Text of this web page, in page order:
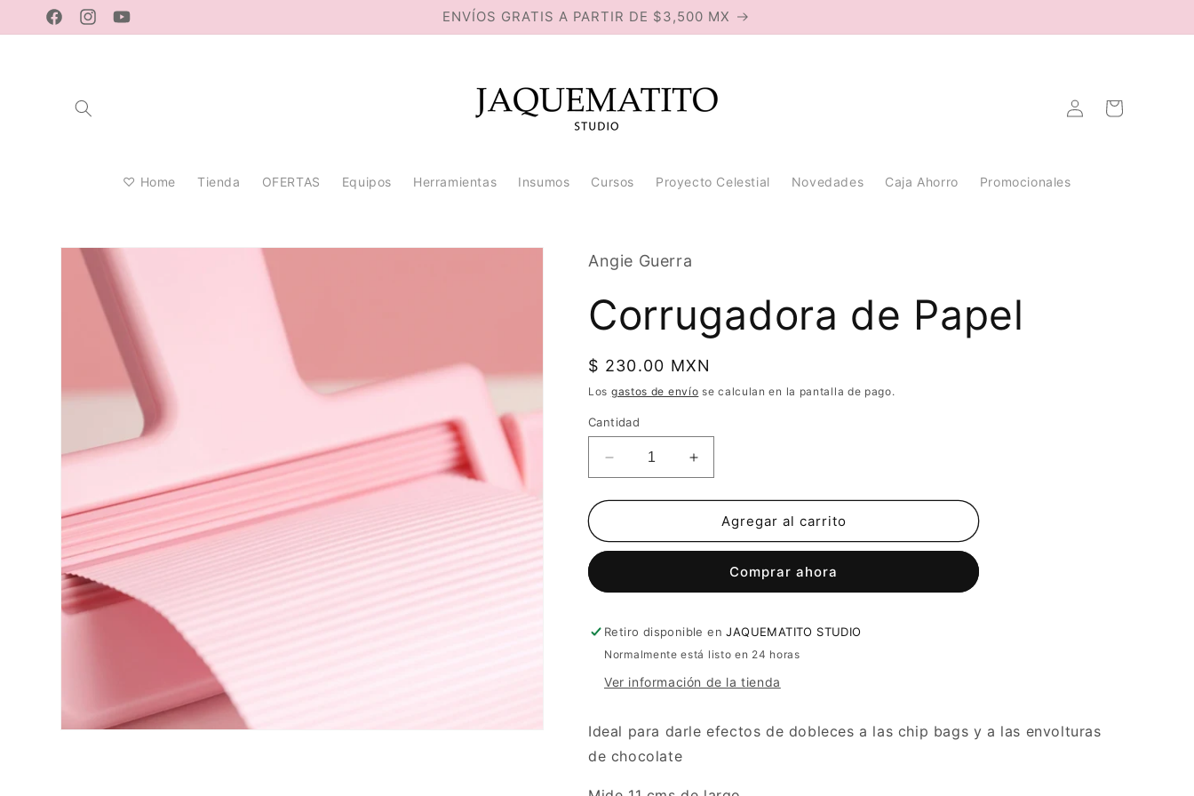
directamente
al contenido
FacebookInstagramYouTube
ENVÍOS GRATIS A PARTIR DE $3,500 MX
♡ Home Tienda OFERTAS Equipos Herramientas Insumos Cursos Proyecto Celestial Novedades Caja Ahorro Promocionales
Iniciar
sesión
Carrito
directamente
a la
información
del producto
Angie Guerra
Corrugadora de Papel
Precio
habitual
$ 230.00 MXN
Los gastos de envío se calculan en la pantalla de pago.
Cantidad
Reducir
cantidad
para
de
Aumentar
cantidad
para
Corrugadora
de
Agregar al carrito
Comprar ahora
Retiro disponible enJAQUEMATITO STUDIO
Normalmente está listo en 24 horas
Ver información de la tienda
Ideal para darle efectos de dobleces a las chip bags y a las envolturas
de chocolate